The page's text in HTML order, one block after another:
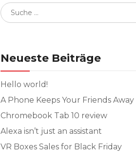
Neueste Beiträge
Hello world!
A Phone Keeps Your Friends Away
Chromebook Tab 10 review
Alexa isn’t just an assistant
VR Boxes Sales for Black Friday